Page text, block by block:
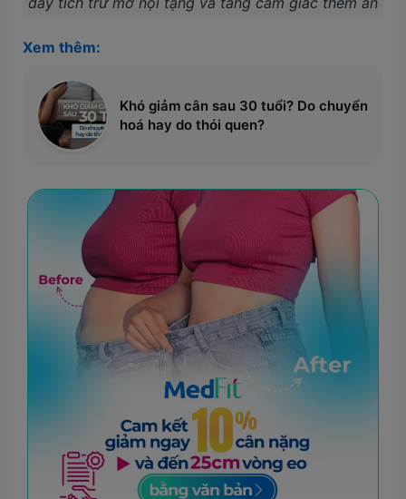
Xem thêm:
Khó giảm cân sau 30 tuổi? Do chuyển
hoá hay do thói quen?